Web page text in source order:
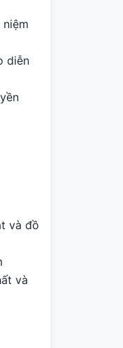
diễn
và đồ
và